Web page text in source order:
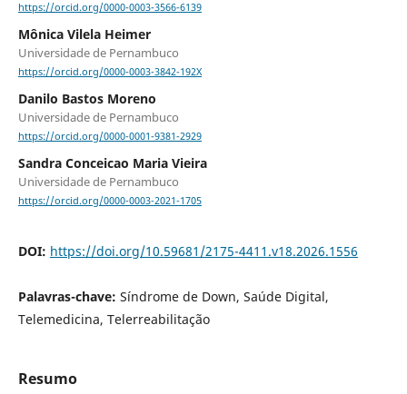
https://orcid.org/0000-0003-3566-6139
Mônica Vilela Heimer
Universidade de Pernambuco
https://orcid.org/0000-0003-3842-192X
Danilo Bastos Moreno
Universidade de Pernambuco
https://orcid.org/0000-0001-9381-2929
Sandra Conceicao Maria Vieira
Universidade de Pernambuco
https://orcid.org/0000-0003-2021-1705
DOI: https://doi.org/10.59681/2175-4411.v18.2026.1556
Palavras-chave: Síndrome de Down, Saúde Digital,
Telemedicina, Telerreabilitação
Resumo